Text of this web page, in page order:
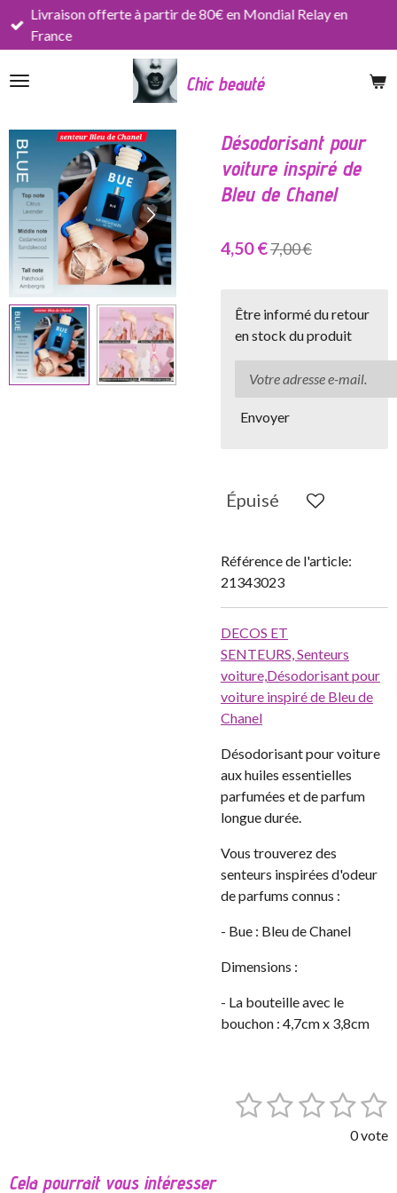
Passer
principal
Chic beauté
Livraison offerte à partir de 80€ en Mondial Relay en
France
Désodorisant pour
voiture inspiré de
Bleu de Chanel
4,50 €7,00 €
Être informé du retour
en stock du produit
Envoyer
Épuisé
Référence de l'article:
21343023
DECOS ET
SENTEURS,Senteurs
voiture,Désodorisant pour
voiture inspiré de Bleu de
Chanel
Désodorisant pour voiture
aux huiles essentielles
parfumées et de parfum
longue durée.
Vous trouverez des
senteurs inspirées d'odeur
de parfums connus :
- Bue : Bleu de Chanel
Dimensions :
- La bouteille avec le
bouchon : 4,7cm x 3,8cm
u
1 2 3 4 5
é
v
0 vote
Cela pourrait vous intéresser